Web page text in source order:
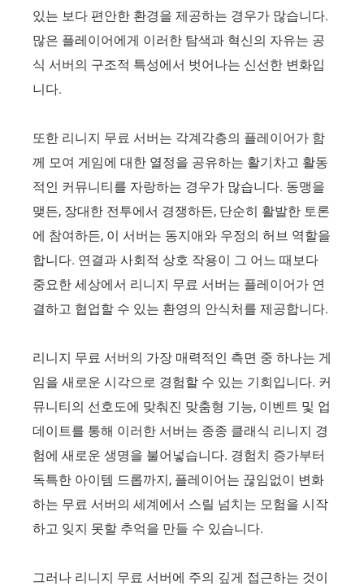
있는 보다 편안한 환경을 제공하는 경우가 많습니다.
많은 플레이어에게 이러한 탐색과 혁신의 자유는 공
식 서버의 구조적 특성에서 벗어나는 신선한 변화입
니다.
또한 리니지 무료 서버는 각계각층의 플레이어가 함
께 모여 게임에 대한 열정을 공유하는 활기차고 활동
적인 커뮤니티를 자랑하는 경우가 많습니다. 동맹을
맺든, 장대한 전투에서 경쟁하든, 단순히 활발한 토론
에 참여하든, 이 서버는 동지애와 우정의 허브 역할을
합니다. 연결과 사회적 상호 작용이 그 어느 때보다
중요한 세상에서 리니지 무료 서버는 플레이어가 연
결하고 협업할 수 있는 환영의 안식처를 제공합니다.
리니지 무료 서버의 가장 매력적인 측면 중 하나는 게
임을 새로운 시각으로 경험할 수 있는 기회입니다. 커
뮤니티의 선호도에 맞춰진 맞춤형 기능, 이벤트 및 업
데이트를 통해 이러한 서버는 종종 클래식 리니지 경
험에 새로운 생명을 불어넣습니다. 경험치 증가부터
독특한 아이템 드롭까지, 플레이어는 끊임없이 변화
하는 무료 서버의 세계에서 스릴 넘치는 모험을 시작
하고 잊지 못할 추억을 만들 수 있습니다.
그러나 리니지 무료 서버에 주의 깊게 접근하는 것이